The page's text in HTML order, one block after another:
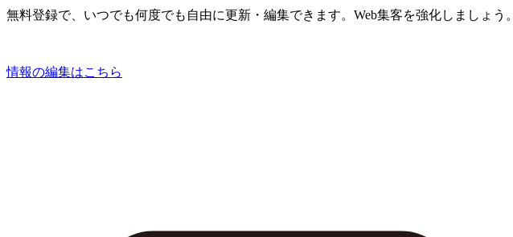
無料登録で、いつでも何度でも自由に更新・編集できます。Web集客を強化しましょう。
情報の編集はこちら